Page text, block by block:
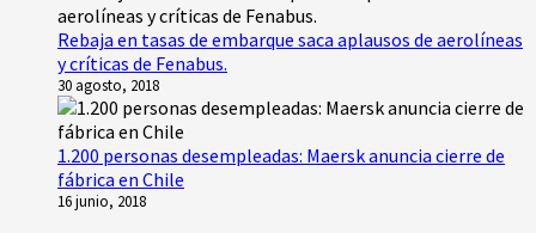
Rebaja en tasas de embarque saca aplausos de aerolíneas
y críticas de Fenabus.
30 agosto, 2018
1.200 personas desempleadas: Maersk anuncia cierre de
fábrica en Chile
16 junio, 2018